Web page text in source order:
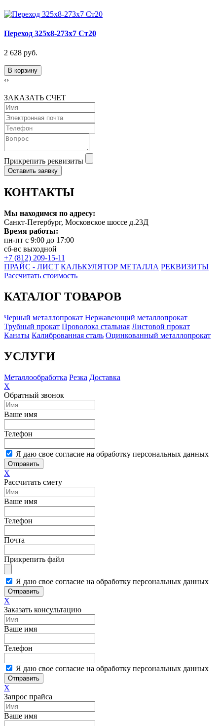
Переход 325х8-273х7 Ст20
2 628 руб.
В корзину
‹›
ЗАКАЗАТЬ СЧЕТ
Прикрепить реквизиты
Оставить заявку
КОНТАКТЫ
Мы находимся по адресу:
Санкт-Петербург, Московское шоссе д.23Д
Время работы:
пн-пт с 9:00 до 17:00
сб-вс выходной
+7 (812) 209-15-11
ПРАЙС - ЛИСТ КАЛЬКУЛЯТОР МЕТАЛЛА РЕКВИЗИТЫ
Рассчитать стоимость
КАТАЛОГ ТОВАРОВ
Черный металлопрокат Нержавеющий металлопрокат
Трубный прокат Проволока стальная Листовой прокат
Канаты Калиброванная сталь Оцинкованный металлопрокат
УСЛУГИ
Металлообработка Резка Доставка
X
Обратный звонок
Ваше имя
Телефон
Я даю свое согласие на обработку персональных данных
Отправить
X
Рассчитать смету
Ваше имя
Телефон
Почта
Прикрепить файл
Я даю свое согласие на обработку персональных данных
Отправить
X
Заказать консультацию
Ваше имя
Телефон
Я даю свое согласие на обработку персональных данных
Отправить
X
Запрос прайса
Ваше имя